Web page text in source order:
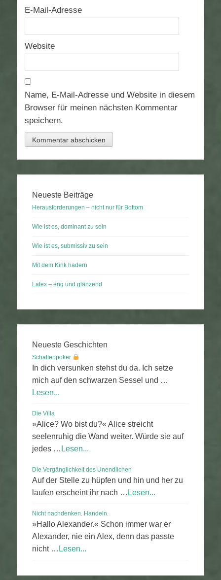
E-Mail-Adresse
Website
Name, E-Mail-Adresse und Website in diesem
Browser für meinen nächsten Kommentar
speichern.
Neueste Beiträge
Herausforderungen – nicht nur für Bottom
Wie ist es, dominant zu sein
Wie ist es, submissiv zu sein
Mit dem Kink hadern
Latex – eng und glänzend
Neueste Geschichten
Schattenpoker
In dich versunken stehst du da. Ich setze
mich auf den schwarzen Sessel und …
Lesen...
Die Villa
»Alice? Wo bist du?« Alice streicht
seelenruhig die Wand weiter. Würde sie auf
jedes … Lesen...
Die Vergänglichkeit des Unendlichen
Auf der Stelle zu hüpfen und hin und her zu
laufen erscheint ihr nach … Lesen...
Nicht nachdenken. Handeln.
»Hallo Alexander.« Schon immer war er
Alexander, nie ein Alex, denn das passte
nicht … Lesen...